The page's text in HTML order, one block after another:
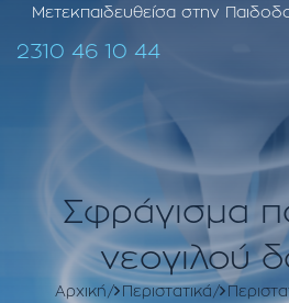
Μετεκπαιδευθείσα στην
2310 46 10 44
Σφράγισμα
νεογιλού
Αρχική Περιστατικά